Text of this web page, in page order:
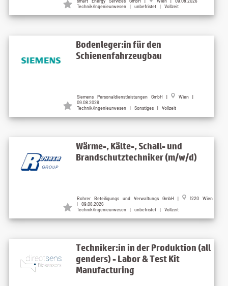
Technik/Ingenieurwesen | unbefristet | Vollzeit
Bodenleger:in für den
Schienenfahrzeugbau
Siemens Personaldienstleistungen GmbH |
Wien |
09.08.2026
Technik/Ingenieurwesen | Sonstiges | Vollzeit
Wärme-, Kälte-, Schall- und
Brandschutztechniker (m/w/d)
Rohrer Beteiligungs und Verwaltungs GmbH |
1220 Wien
| 09.08.2026
Technik/Ingenieurwesen | unbefristet | Vollzeit
Techniker:in in der Produktion (all
genders) - Labor & Test Kit
Manufacturing